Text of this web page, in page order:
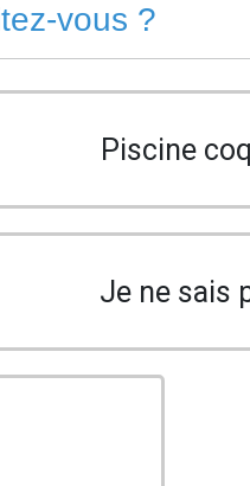
vous ?
Piscine
Je ne sais